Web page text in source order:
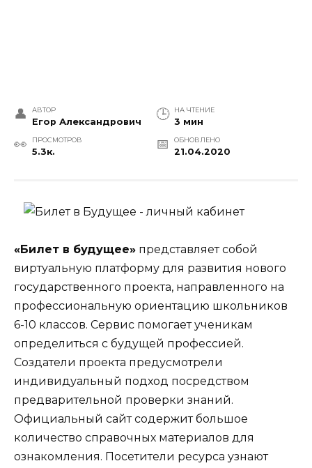
АВТОР
Егор Александрович
НА ЧТЕНИЕ
3 мин
ПРОСМОТРОВ
5.3к.
ОБНОВЛЕНО
21.04.2020
«Билет в будущее» представляет собой
виртуальную платформу для развития нового
государственного проекта, направленного на
профессиональную ориентацию школьников
6-10 классов. Сервис помогает ученикам
определиться с будущей профессией.
Создатели проекта предусмотрели
индивидуальный подход посредством
предварительной проверки знаний.
Официальный сайт содержит большое
количество справочных материалов для
ознакомления. Посетители ресурса узнают